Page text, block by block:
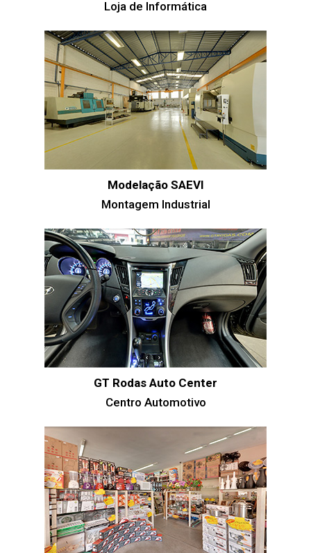
Loja de Informática
Modelação SAEVI
Montagem Industrial
GT Rodas Auto Center
Centro Automotivo